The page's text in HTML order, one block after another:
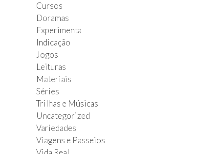
Cursos
Doramas
Experimenta
Indicação
Jogos
Leituras
Materiais
Séries
Trilhas e Músicas
Uncategorized
Variedades
Viagens e Passeios